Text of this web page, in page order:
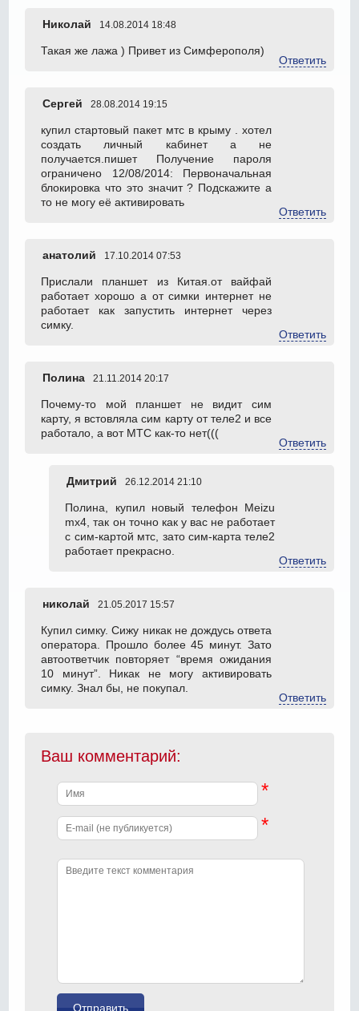
Николай 14.08.2014 18:48
Такая же лажа ) Привет из Симферополя)
Ответить
Сергей 28.08.2014 19:15
купил стартовый пакет мтс в крыму . хотел
создать личный кабинет а не
получается.пишет Получение пароля
ограничено 12/08/2014: Первоначальная
блокировка что это значит ? Подскажите а
то не могу её активировать
Ответить
анатолий 17.10.2014 07:53
Прислали планшет из Китая.от вайфай
работает хорошо а от симки интернет не
работает как запустить интернет через
симку.
Ответить
Полина 21.11.2014 20:17
Почему-то мой планшет не видит сим
карту, я встовляла сим карту от теле2 и все
работало, а вот МТС как-то нет(((
Ответить
Дмитрий 26.12.2014 21:10
Полина, купил новый телефон Meizu
mx4, так он точно как у вас не работает
с сим-картой мтс, зато сим-карта теле2
работает прекрасно.
Ответить
николай 21.05.2017 15:57
Купил симку. Сижу никак не дождусь ответа
оператора. Прошло более 45 минут. Зато
автоответчик повторяет “время ожидания
10 минут”. Никак не могу активировать
симку. Знал бы, не покупал.
Ответить
Ваш комментарий:
*
*